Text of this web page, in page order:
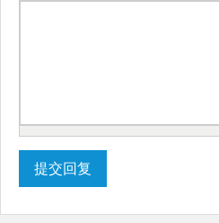
提交回复